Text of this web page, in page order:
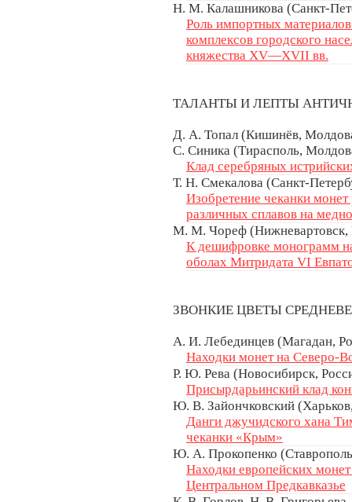
Н. М. Калашникова (Санкт-
Роль импортных
комплексов городского
княжества XV—XVII вв.
ТАЛАНТЫ И ЛЕПТЫ
Д. А. Топал (Кишинёв,
С. Синика (Тирасполь,
Клад серебряных
Т. Н. Смекалова (Санкт-
Изобретение чеканки
различных сплавов на
М. М. Чореф (Нижневартовск,
К дешифровке монограмм
оболах Митридата VI
ЗВОНКИЕ ЦВЕТЫ
А. И. Лебединцев (Магадан,
Находки монет на Северо-
Р. Ю. Рева (Новосибирск,
Присырдарьинский клад
Ю. В. Зайончковский
Данги джучидского хана
чеканки «Крым»
Ю. А. Прокопенко
Находки европейских
Центральном Предкавказье